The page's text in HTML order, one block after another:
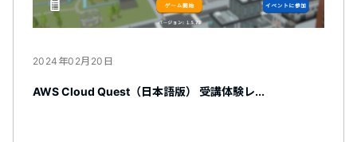
2024年02月20日
AWS Cloud Quest（日本語版） 受講体験レ...